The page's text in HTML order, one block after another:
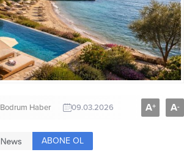
Bodrum Haber 09.03.2026 A+ A-
ABONE OL